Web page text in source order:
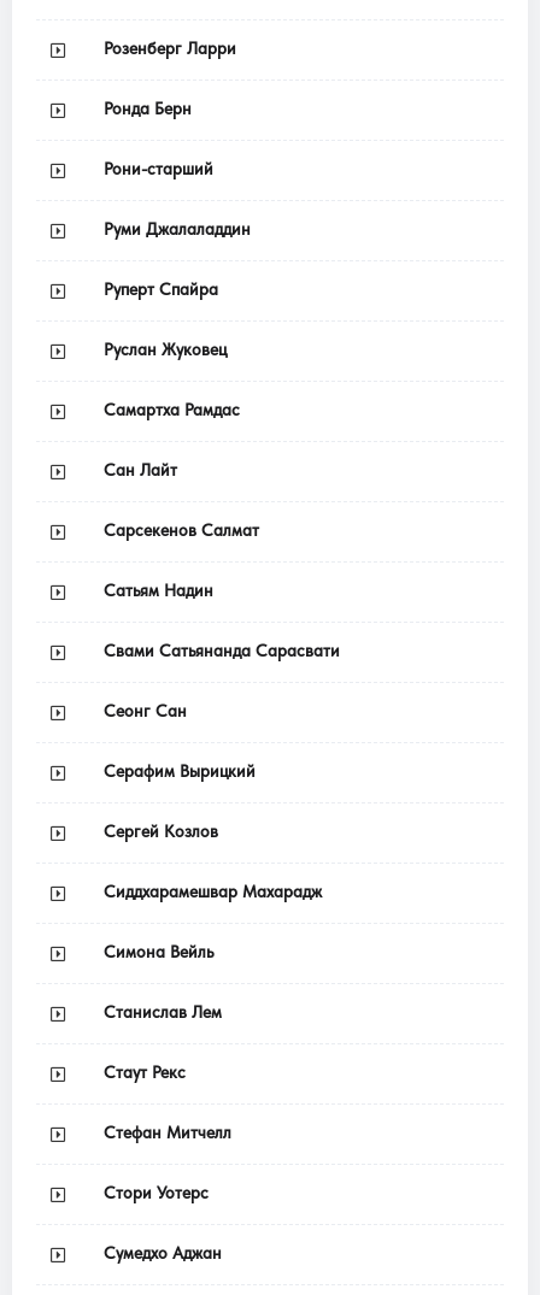
Розенберг Ларри
Ронда Берн
Рони-старший
Руми Джалаладдин
Руперт Спайра
Руслан Жуковец
Самартха Рамдас
Сан Лайт
Сарсекенов Салмат
Сатьям Надин
Свами Сатьянанда Сарасвати
Сеонг Сан
Серафим Вырицкий
Сергей Козлов
Сиддхарамешвар Махарадж
Симона Вейль
Станислав Лем
Стаут Рекс
Стефан Митчелл
Стори Уотерс
Сумедхо Аджан